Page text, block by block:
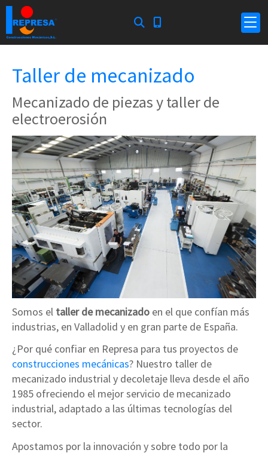
Taller de mecanizado
Mecanizado de piezas y taller de
electroerosión
Somos el taller de mecanizado en el que confían más
industrias, en Valladolid y en gran parte de España.
¿Por qué confiar en Represa para tus proyectos de
construcciones mecánicas? Nuestro taller de
mecanizado industrial y decoletaje lleva desde el año
1985 ofreciendo el mejor servicio de mecanizado
industrial, adaptado a las últimas tecnologías del
sector.
Apostamos por la innovación y sobre todo por la